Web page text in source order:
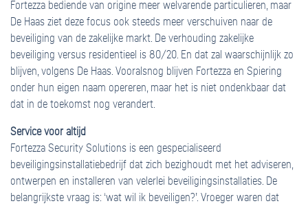
Fortezza bediende van origine meer welvarende particulieren, maar
De Haas ziet deze focus ook steeds meer verschuiven naar de
beveiliging van de zakelijke markt. De verhouding zakelijke
beveiliging versus residentieel is 80/20. En dat zal waarschijnlijk zo
blijven, volgens De Haas. Vooralsnog blijven Fortezza en Spiering
onder hun eigen naam opereren, maar het is niet ondenkbaar dat
dat in de toekomst nog verandert.
Service voor altijd
Fortezza Security Solutions is een gespecialiseerd
beveiligingsinstallatiebedrijf dat zich bezighoudt met het adviseren,
ontwerpen en installeren van velerlei beveiligingsinstallaties. De
belangrijkste vraag is: ‘wat wil ik beveiligen?’. Vroeger waren dat